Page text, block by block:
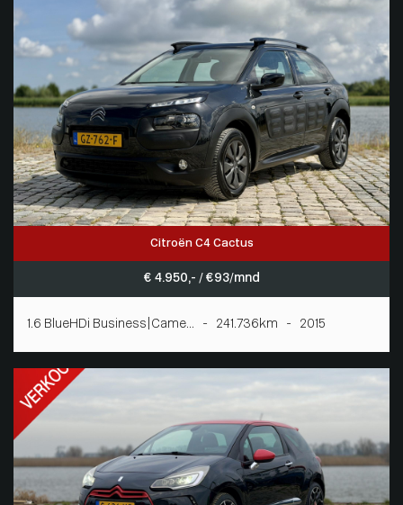
Citroën C4 Cactus
€ 4.950,- / € 93/mnd
1.6 BlueHDi Business|Came... - 241.736km - 2015